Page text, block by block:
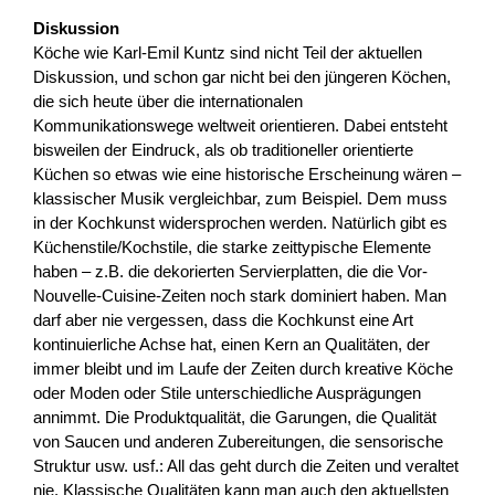
Diskussion
Köche wie Karl-Emil Kuntz sind nicht Teil der aktuellen
Diskussion, und schon gar nicht bei den jüngeren Köchen,
die sich heute über die internationalen
Kommunikationswege weltweit orientieren. Dabei entsteht
bisweilen der Eindruck, als ob traditioneller orientierte
Küchen so etwas wie eine historische Erscheinung wären –
klassischer Musik vergleichbar, zum Beispiel. Dem muss
in der Kochkunst widersprochen werden. Natürlich gibt es
Küchenstile/Kochstile, die starke zeittypische Elemente
haben – z.B. die dekorierten Servierplatten, die die Vor-
Nouvelle-Cuisine-Zeiten noch stark dominiert haben. Man
darf aber nie vergessen, dass die Kochkunst eine Art
kontinuierliche Achse hat, einen Kern an Qualitäten, der
immer bleibt und im Laufe der Zeiten durch kreative Köche
oder Moden oder Stile unterschiedliche Ausprägungen
annimmt. Die Produktqualität, die Garungen, die Qualität
von Saucen und anderen Zubereitungen, die sensorische
Struktur usw. usf.: All das geht durch die Zeiten und veraltet
nie. Klassische Qualitäten kann man auch den aktuellsten